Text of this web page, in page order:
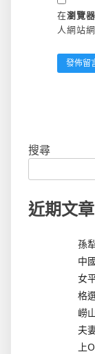
在瀏覽器
人網站
搜尋
近期文章
孫
中
女
格
嶗
夫
上